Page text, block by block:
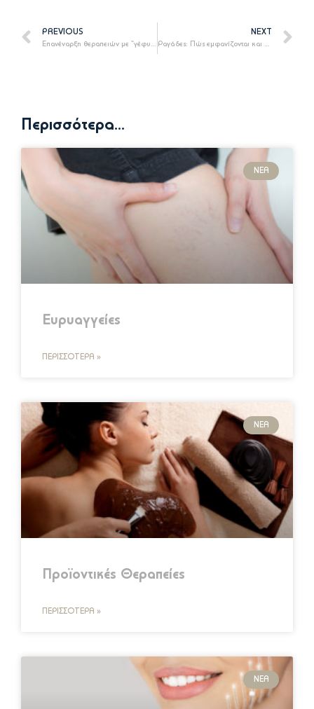
PREVIOUS
Επανέναρξη θεραπειών με “γέφυρα ασφαλείας”
NEXT
Ραγάδες: Πώς εμφανίζονται και πώς να τις ξεφορτωθείτε
Περισσότερα...
ΝΈΑ
Ευρυαγγείες
ΠΕΡΙΣΣΌΤΕΡΑ »
ΝΈΑ
Προϊοντικές Θεραπείες
ΠΕΡΙΣΣΌΤΕΡΑ »
ΝΈΑ